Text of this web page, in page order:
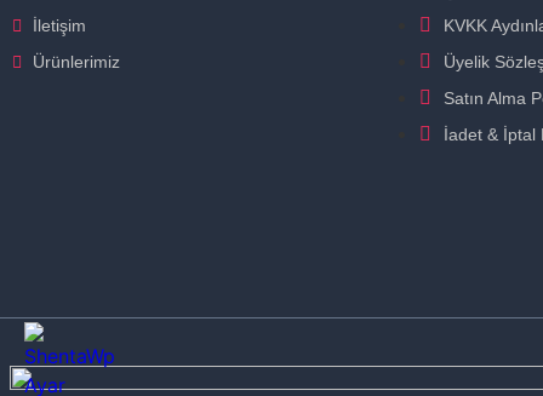
İletişim
Ürünlerimiz
KVKK
Üyelik
Satın Alma
İadet & İptal